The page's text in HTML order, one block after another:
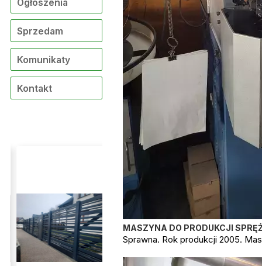
Ogłoszenia
Sprzedam
Komunikaty
Kontakt
MASZYNA DO PRODUKCJI
Sprawna. Rok produkcji 2005.